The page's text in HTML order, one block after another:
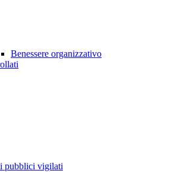
Benessere organizzativo
pubblici vigilati